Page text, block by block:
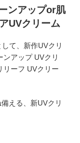
ンアップor肌
UVクリーム
て、新作UVクリ
アップ UVクリ
リーフ UVクリー
える、新UVクリ